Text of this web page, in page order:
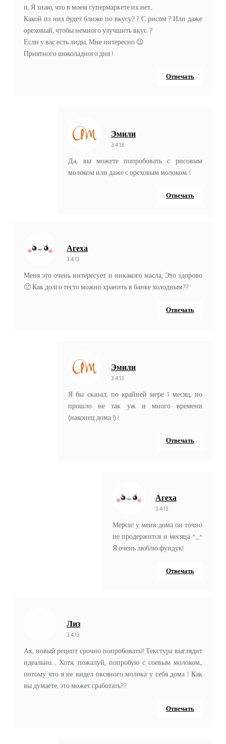
и, Я знаю, что в моем супермаркете их нет..
Какой из них будет ближе по вкусу? ? С рисом ? Или даже
ореховый, чтобы немного улучшить вкус. ?
Если у вас есть лиды, Мне интересно 😉
Приятного шоколадного дня !
Отвечать
Эмили
3.4.13
Да, вы можете попробовать с рисовым
молоком или даже с ореховым молоком. !
Отвечать
Агеха
3.4.13
Меня это очень интересует и никакого масла, Это здорово
🙂 Как долго тесто можно хранить в банке холодным??
Отвечать
Эмили
3.4.13
Я бы сказал, по крайней мере 1 месяц, но
прошло не так уж и много времени
(наконец дома !) !
Отвечать
Агеха
3.4.13
Мерси! у меня дома он точно
не продержится и месяца ^_^
Я очень люблю фундук!
Отвечать
Лиз
3.4.13
Ах, новый рецепт срочно попробовать!! Текстура выглядит
идеально… Хотя, пожалуй, попробую с соевым молоком.,
потому что я не видел овсяного молока у себя дома ! Как
вы думаете, это может сработать??
Отвечать